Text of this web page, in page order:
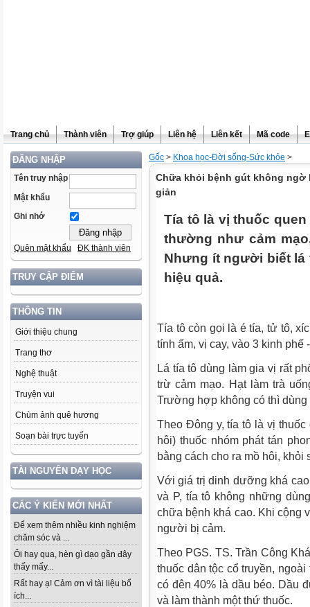
Trang chủ Thành viên Trợ giúp Liên hệ Liên kết Mã code
ĐĂNG NHẬP
Tên truy nhập
Mật khẩu
Ghi nhớ
Quên mật khẩu ĐK thành viên
TRUY CẬP ĐIỂM
THÔNG TIN
Giới thiệu chung
Trang thơ
Nghệ thuật
Truyện vui
Chùm ảnh quê hương
Soạn bài trực tuyến
TÀI NGUYÊN DẠY HỌC
CÁC Ý KIẾN MỚI NHẤT
Để xem thêm nhiều kinh nghiệm
chăm sóc và ...
Ôi hay qua, hèn gì dạo gần đây
thấy mấy...
Rất hay ạ! Cảm ơn vì tài liệu bổ
ích...
Gốc > Khoa học-Đời sống-Sức khỏe >
Chữa khỏi bệnh gút không
giản
Tía tô là vị thuốc
thường như cảm
Nhưng ít người biết lá
hiệu quả.
Tía tô còn gọi là é tía, tử tô,
tính ấm, vị cay, vào 3 kinh phế
Lá tía tô dùng làm gia vị rất
trừ cảm mạo. Hạt làm trà
Trường hợp không có thì
Theo Đông y, tía tô là vị
hôi) thuốc nhóm phát tán
bằng cách cho ra mồ hôi, khỏi
Với giá trị dinh dưỡng khá
và P, tía tô không những
chữa bệnh khá cao. Khi cộng
người bị cảm.
Theo PGS. TS. Trần Công
thuốc dân tộc cổ truyền,
có đên 40% là dầu béo. Dầu
và làm thành một thứ thuốc.